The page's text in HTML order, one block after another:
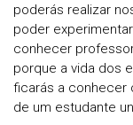
poderás realizar
poder
conhecer
porque a vida dos
ficarás a conhecer
de um estudante